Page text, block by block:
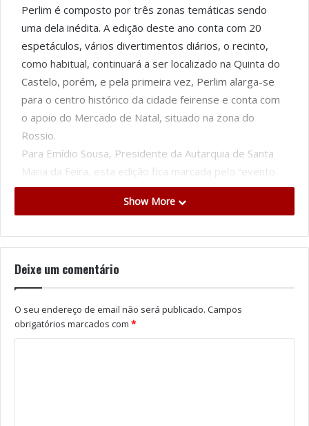
Perlim é composto por três zonas temáticas sendo
uma dela inédita. A edição deste ano conta com 20
espetáculos, vários divertimentos diários, o recinto,
como habitual, continuará a ser localizado na Quinta do
Castelo, porém, e pela primeira vez, Perlim alarga-se
para o centro histórico da cidade feirense e conta com
o apoio do Mercado de Natal, situado na zona do
Rossio.
Para Emídio Sousa, Presidente da Autarquia de Santa
Maria da Feira, esta edição fica marcada pelo “evento
sem máscaras” lembrando a libertação das medidas da
Covid-19 que nos últimos anos tem “condicionado o
Centro da Cidade junto ao Mercado de natal”. O autarca
Circus que, inserido na temática natalícia. “Nós
associamos muito o circo à quadra natalícia e por isso
Show More
Deixe um comentário
O seu endereço de email não será publicado. Campos
obrigatórios marcados com *